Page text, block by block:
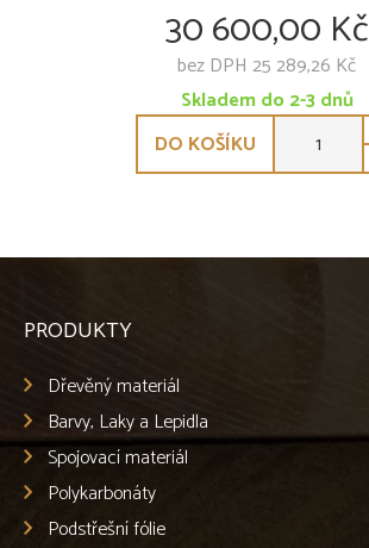
30 600,00 Kč
bez DPH 25 289,26 Kč
Skladem do 2-3 dnů
DO KOŠÍKU
PRODUKTY
Dřevěný materiál
Barvy, Laky a Lepidla
Spojovací materiál
Polykarbonáty
Podstřešní fólie